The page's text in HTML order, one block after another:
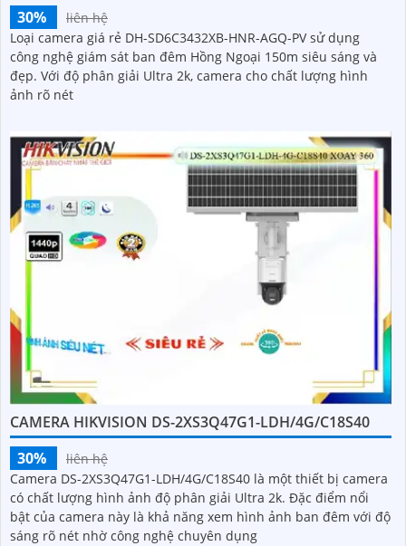
30%
liên hệ
Loại camera giá rẻ DH-SD6C3432XB-HNR-AGQ-PV sử dụng
công nghệ giám sát ban đêm Hồng Ngoại 150m siêu sáng và
đẹp. Với độ phân giải Ultra 2k, camera cho chất lượng hình
ảnh rõ nét
CAMERA HIKVISION DS-2XS3Q47G1-LDH/4G/C18S40
30%
liên hệ
Camera DS-2XS3Q47G1-LDH/4G/C18S40 là một thiết bị camera
có chất lượng hình ảnh độ phân giải Ultra 2k. Đặc điểm nổi
bật của camera này là khả năng xem hình ảnh ban đêm với độ
sáng rõ nét nhờ công nghệ chuyên dụng